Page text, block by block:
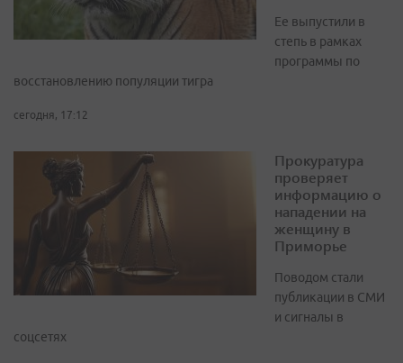
Ее выпустили в
степь в рамках
программы по
восстановлению популяции тигра
сегодня, 17:12
Прокуратура
проверяет
информацию о
нападении на
женщину в
Приморье
Поводом стали
публикации в СМИ
и сигналы в
соцсетях